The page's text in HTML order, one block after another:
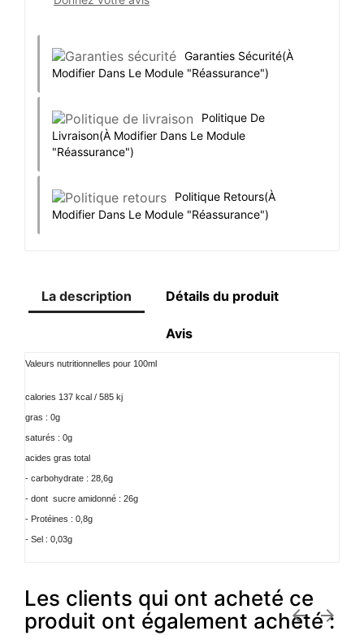
Garanties Sécurité(à
Modifier Dans Le Module "Réassurance")
Politique De
Livraison(à Modifier Dans Le Module
"Réassurance")
Politique Retours(à
Modifier Dans Le Module "Réassurance")
La description Détails du produit
Avis
Valeurs nutritionnelles pour 100ml
calories 137 kcal / 585 kj
gras : 0g
saturés : 0g
acides gras total
- carbohydrate : 28,6g
- dont sucre amidonné : 26g
- Protéines : 0,8g
- Sel : 0,03g
Les clients qui ont acheté ce
produit ont également acheté :
 